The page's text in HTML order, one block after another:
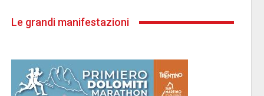
Le grandi manifestazioni